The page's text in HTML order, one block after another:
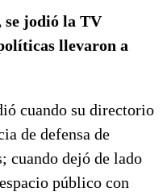
se jodió la TV
llevaron a
cuando su directorio
de defensa de
cuando dejó de lado
público con